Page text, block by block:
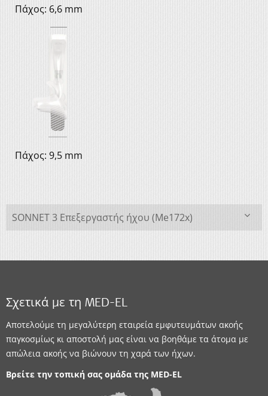
Πάχος: 6,6 mm
Πάχος: 9,5 mm
SONNET 3 Επεξεργαστής ήχου (Me172x)
Σχετικά με τη MED-EL
Αποτελούμε τη μεγαλύτερη εταιρεία εμφυτευμάτων ακοής
παγκοσμίως κι αποστολή μας είναι να βοηθάμε τα άτομα με
απώλεια ακοής να βιώνουν τη χαρά των ήχων.
Βρείτε την τοπική σας ομάδα της MED-EL